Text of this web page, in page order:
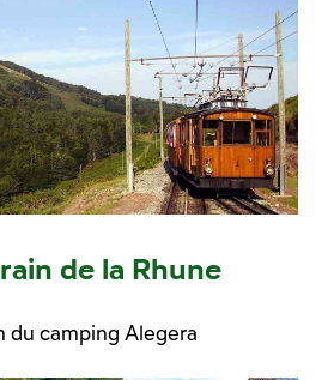
de la Rhune
du camping Alegera